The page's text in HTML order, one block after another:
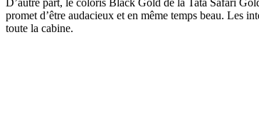
promet d’être audacieux et en même temps beau. Les
toute la cabine.